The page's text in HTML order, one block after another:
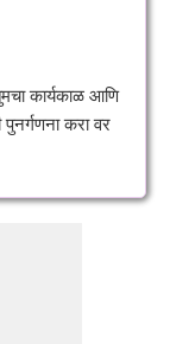
कार्यकाळ आणि
पुनर्गणना करा वर